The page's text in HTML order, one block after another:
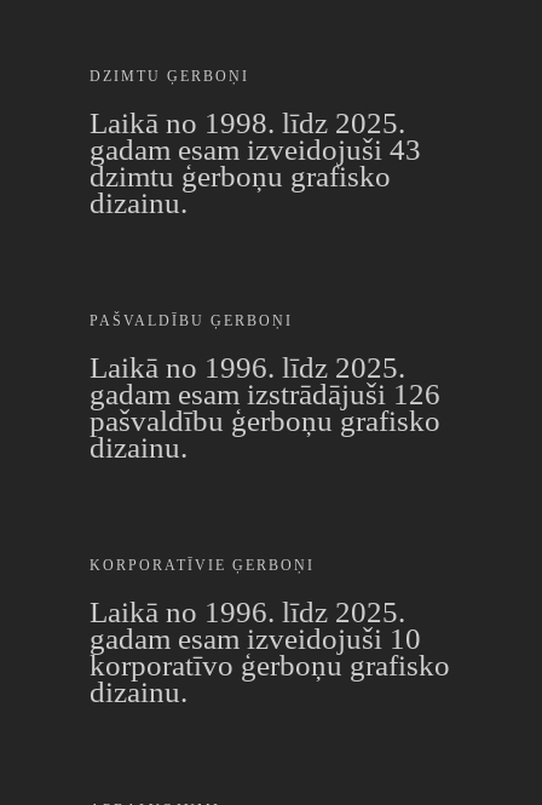
DZIMTU ĢERBOŅI
Laikā no 1998. līdz 2025.
gadam esam izveidojuši 43
dzimtu ģerboņu grafisko
dizainu.
PAŠVALDĪBU ĢERBOŅI
Laikā no 1996. līdz 2025.
gadam esam izstrādājuši 126
pašvaldību ģerboņu grafisko
dizainu.
KORPORATĪVIE ĢERBOŅI
Laikā no 1996. līdz 2025.
gadam esam izveidojuši 10
korporatīvo ģerboņu grafisko
dizainu.